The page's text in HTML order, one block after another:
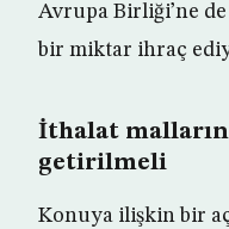
Avrupa Birliği’ne
bir miktar ihraç
İthalat
getirilmeli
Konuya ilişkin bir